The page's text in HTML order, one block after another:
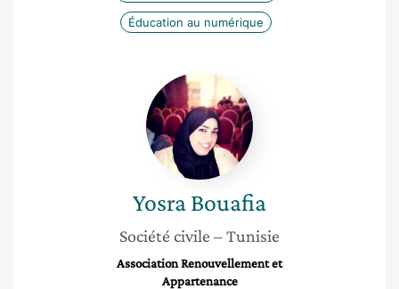
Éducation au numérique
Yosra
Bouafia
YosraBouafia
Société civile – Tunisie
Association Renouvellement et
Appartenance